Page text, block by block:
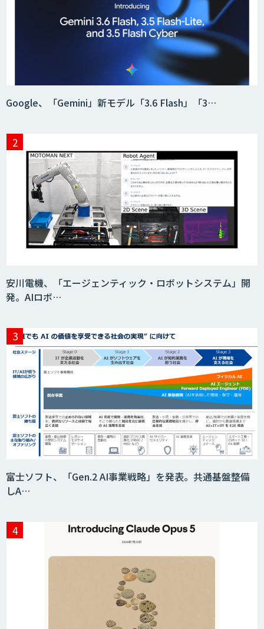
Google、「Gemini」新モデル「3.6 Flash」「3…
安川電機、「エージェンティック・ロボットシステム」開
発。AIロボ…
富士ソフト、「Gen.2 AI事業戦略」を発表。共通基盤整備
しA…